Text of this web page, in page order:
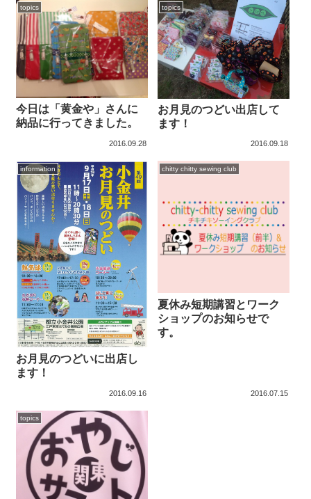
topics
今日は「黄金や」さんに
納品に行ってきました。
2016.09.28
topics
お月見のつどい出店して
ます！
2016.09.18
information
お月見のつどいに出店し
ます！
2016.09.16
chitty chitty sewing club
夏休み短期講習とワーク
ショップのお知らせで
す。
2016.07.15
topics